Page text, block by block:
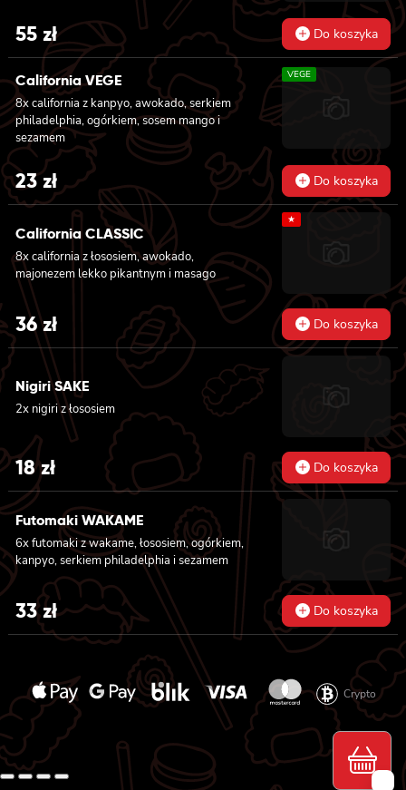
55 zł Do koszyka
California VEGE
8x california z kanpyo, awokado, serkiem
philadelphia, ogórkiem, sosem mango i
sezamem
VEGE
23zł Do koszyka
California CLASSIC
8x california z łososiem, awokado,
majonezem lekko pikantnym i masago
★
36zł Do koszyka
Nigiri SAKE
2x nigiri z łososiem
18zł Do koszyka
Futomaki WAKAME
6x futomaki z wakame, łososiem, ogórkiem,
kanpyo, serkiem philadelphia i sezamem
33zł Do koszyka
Crypto